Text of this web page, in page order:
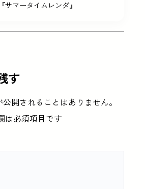
サマータイムレンダ』
す
開されることはありません。
は必須項目です